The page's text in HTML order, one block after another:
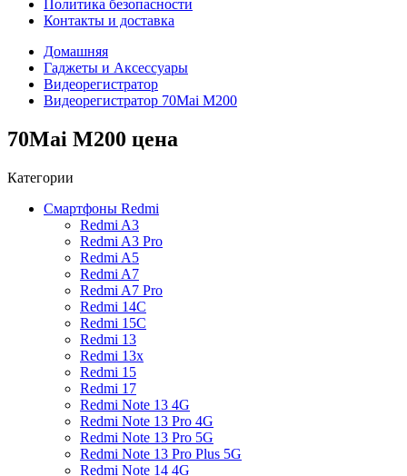
Политика безопасности
Контакты и доставка
Домашняя
Гаджеты и Аксессуары
Видеорегистратор
Видеорегистратор 70Mai M200
70Mai M200 цена
Категории
Смартфоны Redmi
Redmi A3
Redmi A3 Pro
Redmi A5
Redmi A7
Redmi A7 Pro
Redmi 14C
Redmi 15C
Redmi 13
Redmi 13x
Redmi 15
Redmi 17
Redmi Note 13 4G
Redmi Note 13 Pro 4G
Redmi Note 13 Pro 5G
Redmi Note 13 Pro Plus 5G
Redmi Note 14 4G